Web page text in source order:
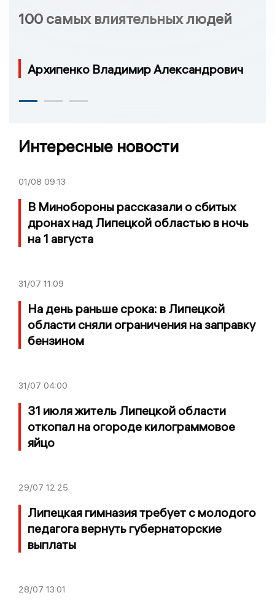
100 самых влиятельных людей
Архипенко Владимир Александрович
Интересные новости
01/08 09:13
В Минобороны рассказали о сбитых
дронах над Липецкой областью в ночь
на 1 августа
31/07 11:09
На день раньше срока: в Липецкой
области сняли ограничения на заправку
бензином
31/07 04:00
31 июля житель Липецкой области
откопал на огороде килограммовое
яйцо
29/07 12:25
Липецкая гимназия требует с молодого
педагога вернуть губернаторские
выплаты
28/07 13:01